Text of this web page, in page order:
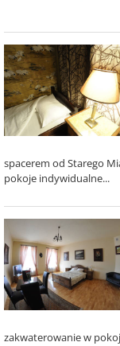
spacerem od Starego
pokoje indywidualne...
zakwaterowanie w